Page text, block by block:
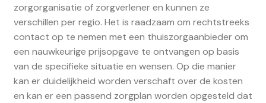
zorgorganisatie of zorgverlener en kunnen ze
verschillen per regio. Het is raadzaam om rechtstreeks
contact op te nemen met een thuiszorgaanbieder om
een nauwkeurige prijsopgave te ontvangen op basis
van de specifieke situatie en wensen. Op die manier
kan er duidelijkheid worden verschaft over de kosten
en kan er een passend zorgplan worden opgesteld dat